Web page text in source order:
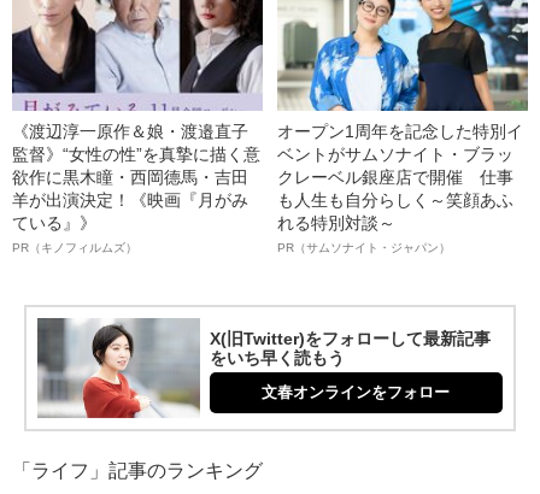
《渡辺淳一原作＆娘・渡邉直子
監督》“女性の性”を真摯に描く意
欲作に黒木瞳・西岡德馬・吉田
羊が出演決定！《映画『月がみ
ている』》
PR（キノフィルムズ）
オープン1周年を記念した特別イ
ベントがサムソナイト・ブラッ
クレーベル銀座店で開催 仕事
も人生も自分らしく～笑顔あふ
れる特別対談～
PR（サムソナイト・ジャパン）
X(旧Twitter)をフォローして最新記事
をいち早く読もう
文春オンラインをフォロー
「ライフ」記事のランキング